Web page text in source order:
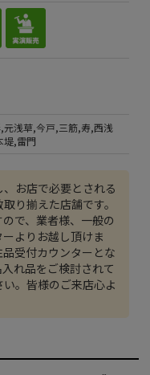
元浅草,今戸,三筋,寿,西浅
堤,雷門
お店で必要とされる
り揃えた店舗です。
で、業者様、一般の
よりお越し頂けま
受付カウンターとな
れ品をご検討されて
。皆様のご来店心よ